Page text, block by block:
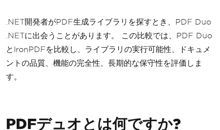
.NET開発者がPDF生成ライブラリを探すとき、PDF Duo
.NETに出会うことがあります。 この比較では、PDF Duo
とIronPDFを比較し、ライブラリの実行可能性、ドキュメ
ントの品質、機能の完全性、長期的な保守性を評価しま
す。
PDFデュオとは何ですか?